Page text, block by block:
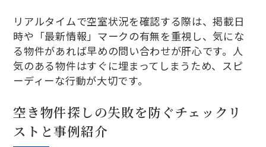
リアルタイムで空室状況を確認する際は、掲載日
時や「最新情報」マークの有無を重視し、気にな
る物件があれば早めの問い合わせが肝心です。人
気のある物件はすぐに埋まってしまうため、スピ
ーディーな行動が大切です。
空き物件探しの失敗を防ぐチェックリ
ストと事例紹介